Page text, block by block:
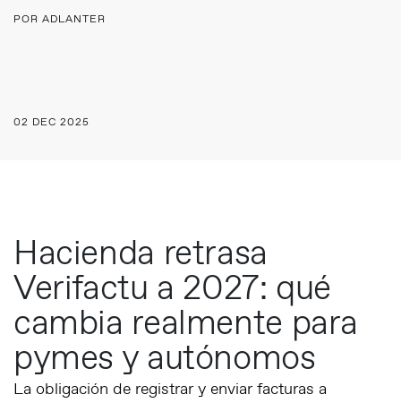
POR ADLANTER
02 DEC 2025
Hacienda retrasa
Verifactu a 2027: qué
cambia realmente para
pymes y autónomos
La obligación de registrar y enviar facturas a